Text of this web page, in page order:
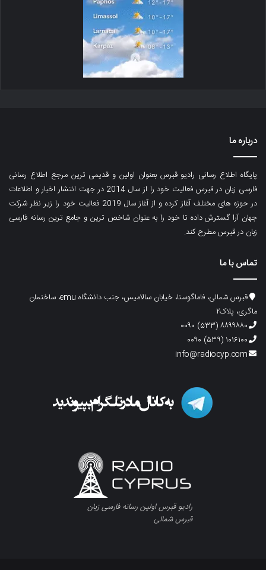
درباره ما
پایگاه اطلاع رسانی رادیو قبرس بعنوان اولین و قدیمی ترین مرجع اطلاع رسانی
فارسی زبان در قبرس فعالیت خود را از سال 2014 در جهت انتشار اخبار و اطلاعات
در حوزه های مختلف آغاز کرده و از آغاز سال 2019 فعالیت خود را زیر نظر شرکت
جهان آرا گسترش داده تا خود را به عنوان شاخص ترین و جامع ترین رسانه فارسی
زبان در قبرس مطرح کند.
تماس با ما
قبرس شمالی، فاماگوستا، خیابان سالامیس، جنب دانشگاه emu، ساختمان
ماگری، پلاک۲
۸۸۹۹۸۸۰ (۵۳۳) ۰۰۹۰
۱۰۱۶۱۰۰ (۵۳۹) ۰۰۹۰
info@radiocyp.com
رادیو قبرس اولین رسانه فارسی زبان
قبرس شمالی